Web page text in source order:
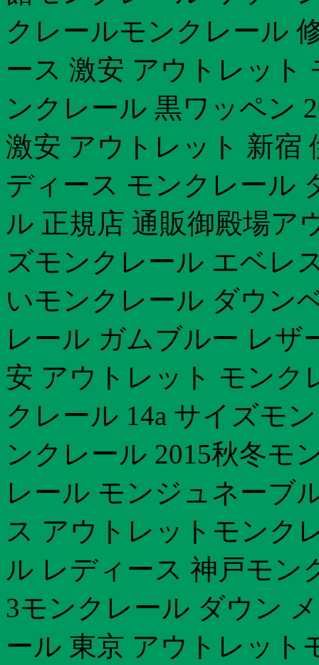
クレールモンクレール
ース 激安 アウトレット
ンクレール 黒ワッペン
激安 アウトレット 新宿
ディース モンクレール
ル 正規店 通販御殿場ア
ズモンクレール エベレ
いモンクレール ダウン
レール ガムブルー レザ
安 アウトレット モンク
クレール 14a サイズモ
ンクレール 2015秋冬モ
レール モンジュネーブ
ス アウトレットモンク
ル レディース 神戸モン
3モンクレール ダウン
ール 東京 アウトレット